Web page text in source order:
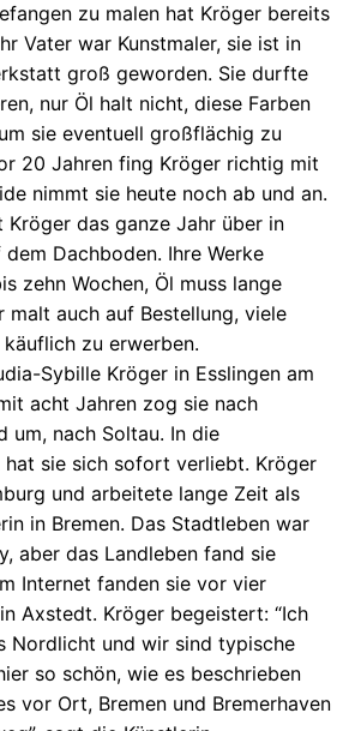
zu malen hat Kröger bereits
Vater war Kunstmaler, sie ist in
groß geworden. Sie durfte
nur Öl halt nicht, diese Farben
sie eventuell großflächig zu
20 Jahren fing Kröger richtig mit
nimmt sie heute noch ab und an.
Kröger das ganze Jahr über in
Dachboden. Ihre Werke
zehn Wochen, Öl muss lange
malt auch auf Bestellung, viele
zu erwerben.
Sybille Kröger in Esslingen am
acht Jahren zog sie nach
um, nach Soltau. In die
hat sie sich sofort verliebt. Kröger
und arbeitete lange Zeit als
in Bremen. Das Stadtleben war
aber das Landleben fand sie
Internet fanden sie vor vier
Axstedt. Kröger begeistert: “Ich
Nordlicht und wir sind typische
so schön, wie es beschrieben
vor Ort, Bremen und Bremerhaven